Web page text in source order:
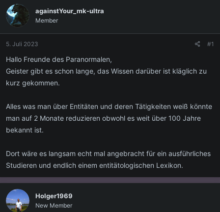
t
l
r
e
m
againstYour_mk-ultra
Member
5. Juli 2023 #1
Hallo Freunde des Paranormalen,
Geister gibt es schon lange, das Wissen darüber ist kläglich zu
kurz gekommen.
Alles was man über Entitäten und deren Tätigkeiten weiß könnte
man auf 2 Monate reduzieren obwohl es weit über 100 Jahre
bekannt ist.
Dort wäre es langsam echt mal angebracht für ein ausführliches
Studieren und endlich einem entitätologischen Lexikon.
Holger1969
New Member